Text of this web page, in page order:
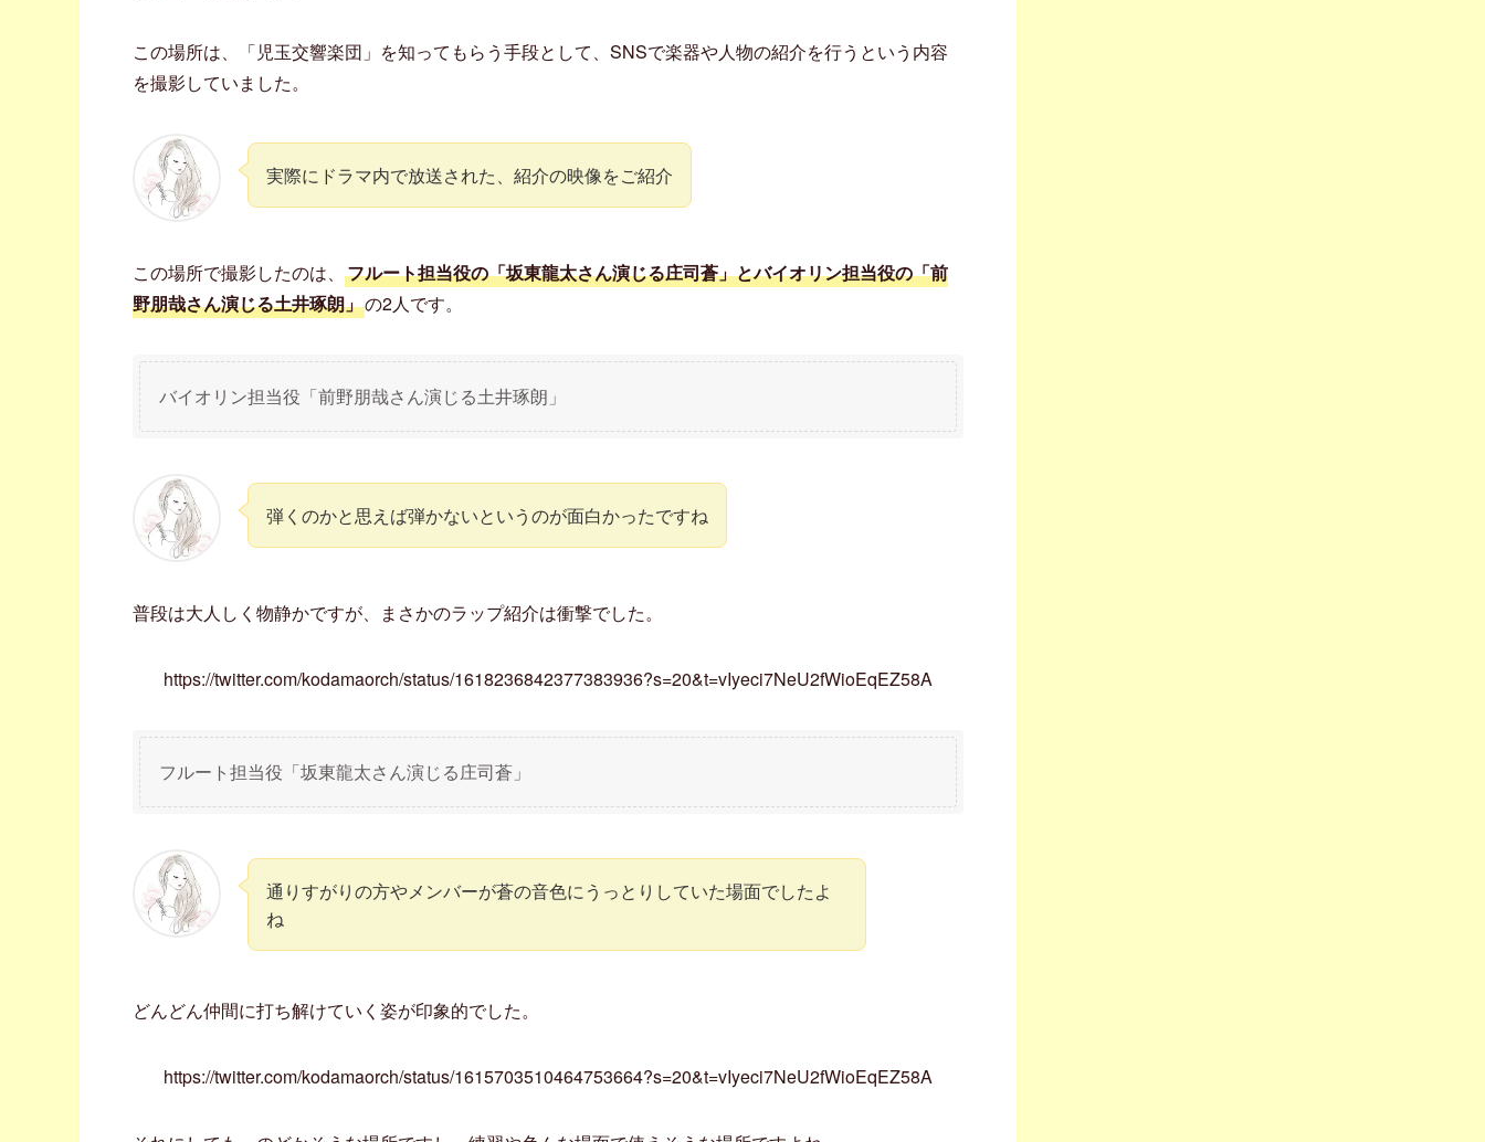
この場所は、「児玉交響楽団」を知ってもらう手段として、SNSで楽器や人物の紹介を行うという内容
を撮影していました。
実際にドラマ内で放送された、紹介の映像をご紹介
この場所で撮影したのは、 フルート担当役の「坂東龍太さん演じる庄司蒼」とバイオリン担当役の「前
野朋哉さん演じる土井琢朗」の2人です。
バイオリン担当役「前野朋哉さん演じる土井琢朗」
弾くのかと思えば弾かないというのが面白かったですね
普段は大人しく物静かですが、まさかのラップ紹介は衝撃でした。
https://twitter.com/kodamaorch/status/1618236842377383936?s=20&t=vIyeci7NeU2fWioEqEZ58A
フルート担当役「坂東龍太さん演じる庄司蒼」
通りすがりの方やメンバーが蒼の音色にうっとりしていた場面でしたよ
ね
どんどん仲間に打ち解けていく姿が印象的でした。
https://twitter.com/kodamaorch/status/1615703510464753664?s=20&t=vIyeci7NeU2fWioEqEZ58A